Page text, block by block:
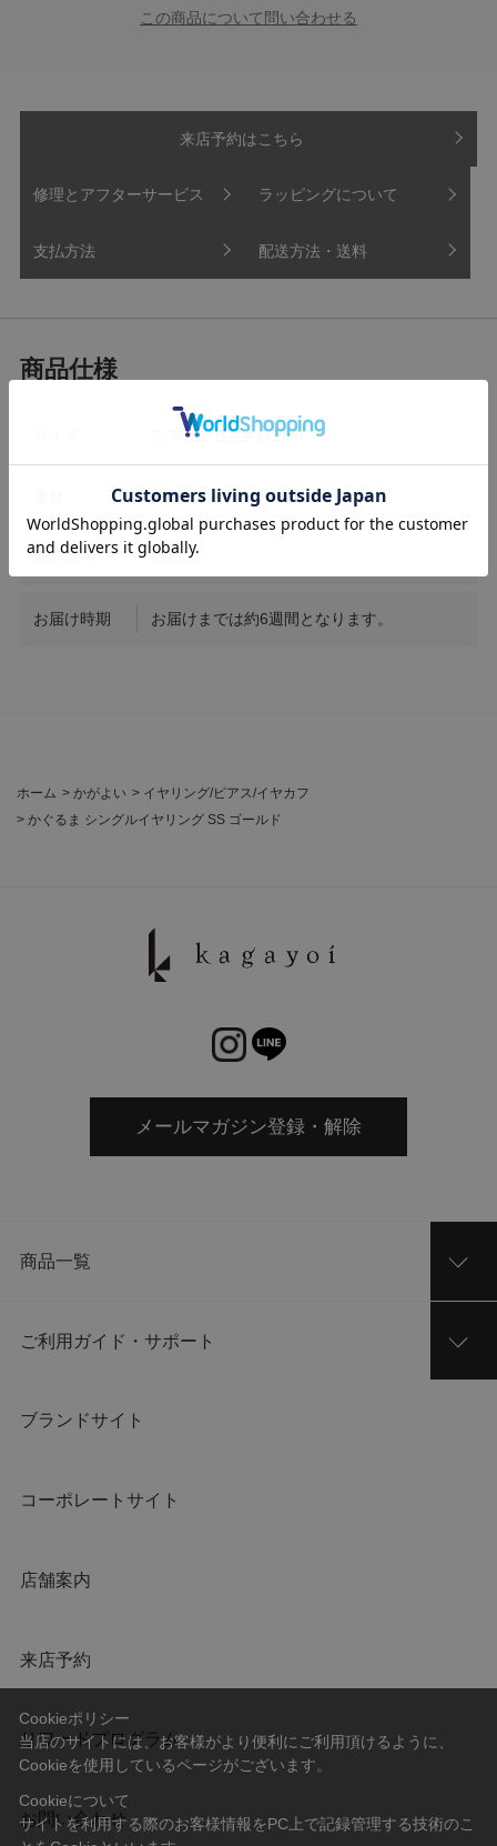
この商品について問い合わせる
来店予約はこちら
修理とアフターサービス ラッピングについて
支払方法 配送方法・送料
モチーフ直径約0.9cm
K18 / Diamond0.18ct / 0.18ct
商品番号 KG063
お届け時期 お届けまでは約6週間となります。
ホーム > かがよい > イヤリング/ピアス/イヤカフ
> かぐるま シングルイヤリング SS ゴールド
メールマガジン登録・解除
商品一覧
ご利用ガイド・サポート
ブランドサイト
コーポレートサイト
店舗案内
来店予約
リワードプログラム
お問い合わせ
Cookieポリシー
当店のサイトには、お客様がより便利にご利用頂けるように、
Cookieを使用しているページがございます。
Cookieについて
サイトを利用する際のお客様情報をPC上で記録管理する技術のこ